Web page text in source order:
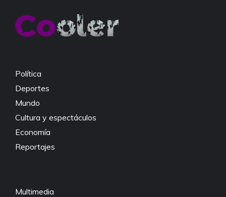
Política
Deportes
Mundo
Cultura y espectáculos
Economía
Reportajes
Multimedia